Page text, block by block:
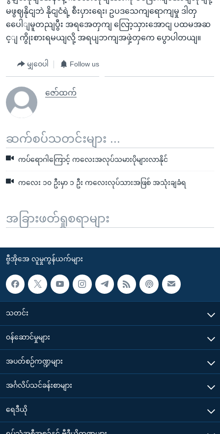
မဖွဈနိုငျဘဲ နိုငျငံရဲ့ စီးပှားရေး၊ ဥပဒသေကျရောကျမှု ဒါတှ
ပေေါျမူတညျပွီး အရအေတှကျ လြော့သှားအောငျ ပထမအဆ
င့ျ ကွိုးစားရမယျလို့ အရပျဘကျအဖှဲ့တှကေ ပွောပါတယျ။
မျှဝေပါ Follow us
ဇော်ထက်
ဆက်စပ်သတင်းများ ...
ကပ်ရောဂါကြောင့် ကလေးအလုပ်သမားပိုများလာနိုင်
ကလေး ၁၀ ဦးမှာ ၁ ဦး ကလေးလုပ်သားအဖြစ် အသုံးချခံရ
အခြားဖတ်ရှုစရာများ
ဗွီအိုအေ လူမှုကွန်ယက်များ
သတင်း
၀န်ဆောင်မှုများ
အပတ်စဉ်ကဏ္ဍများ
အင်္ဂလိပ်သင်ခန်းစာများ
ရေဒီယို